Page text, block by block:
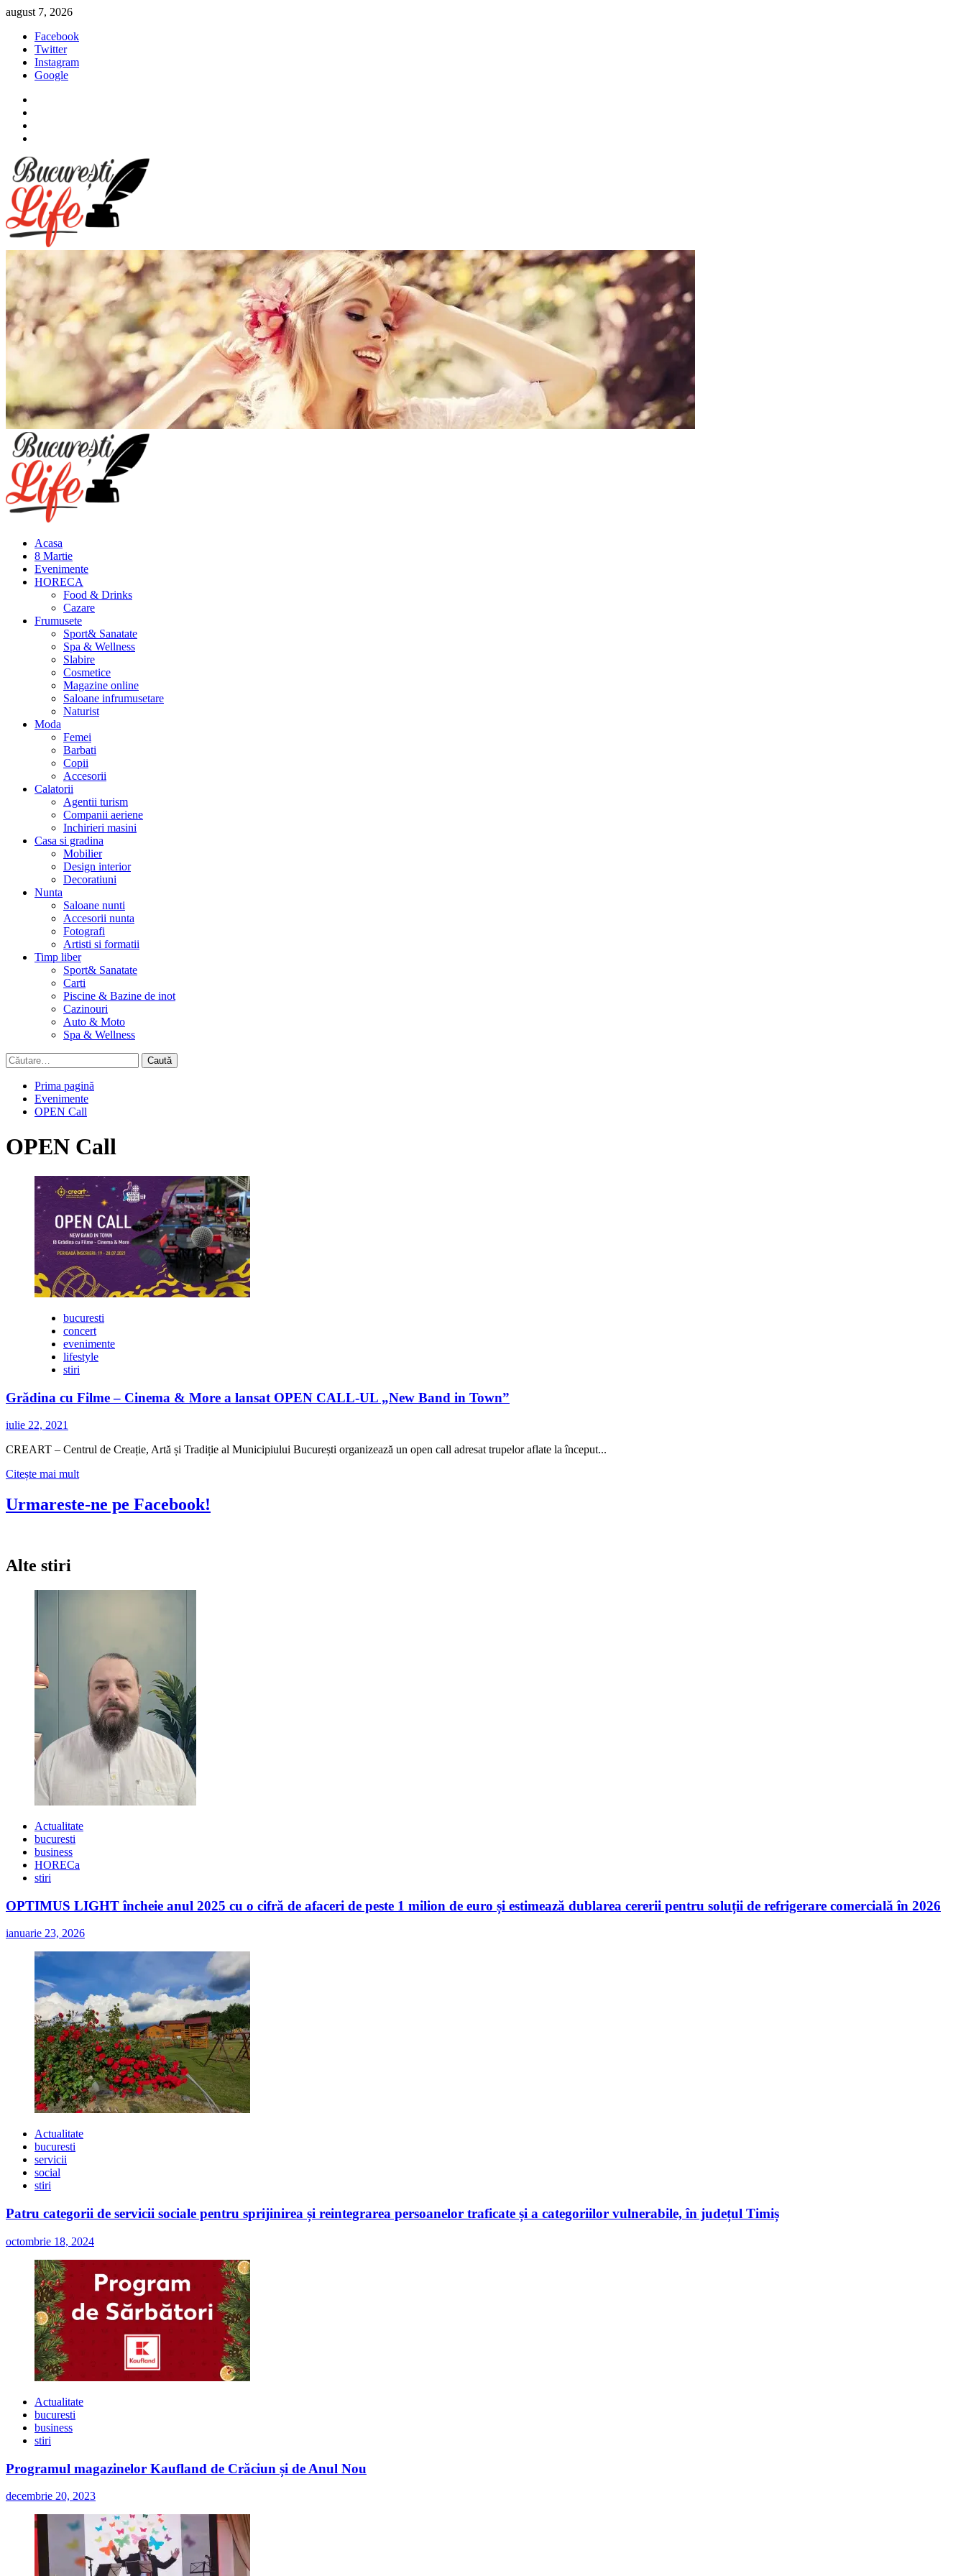
Sari
conținut
august 7, 2026
Facebook
Twitter
Instagram
Google
Meniu
principal
Acasa
8 Martie
Evenimente
HORECA
Food & Drinks
Cazare
Frumusete
Sport& Sanatate
Spa & Wellness
Slabire
Cosmetice
Magazine online
Saloane infrumusetare
Naturist
Moda
Femei
Barbati
Copii
Accesorii
Calatorii
Agentii turism
Companii aeriene
Inchirieri masini
Casa si gradina
Mobilier
Design interior
Decoratiuni
Nunta
Saloane nunti
Accesorii nunta
Fotografi
Artisti si formatii
Timp liber
Sport& Sanatate
Carti
Piscine & Bazine de inot
Cazinouri
Auto & Moto
Spa & Wellness
Caută
după:
Prima pagină
Evenimente
OPEN Call
OPEN Call
bucuresti
concert
evenimente
lifestyle
stiri
Grădina cu Filme – Cinema & More a lansat OPEN CALL-UL „New Band in Town”
iulie 22, 2021
CREART – Centrul de Creație, Artă și Tradiție al Municipiului București organizează un open call adresat trupelor aflate la început...
Citește mai multCitește
despre
&
CALL-
UL
„New
Band
Town”
Urmareste-ne pe Facebook!
Alte stiri
Actualitate
bucuresti
business
HORECa
stiri
OPTIMUS LIGHT încheie anul 2025 cu o cifră de afaceri de peste 1 milion de euro și estimează dublarea cererii pentru soluții de refrigerare comercială în 2026
ianuarie 23, 2026
Actualitate
bucuresti
servicii
social
stiri
Patru categorii de servicii sociale pentru sprijinirea și reintegrarea persoanelor traficate și a categoriilor vulnerabile, în județul Timiș
octombrie 18, 2024
Actualitate
bucuresti
business
stiri
Programul magazinelor Kaufland de Crăciun și de Anul Nou
decembrie 20, 2023